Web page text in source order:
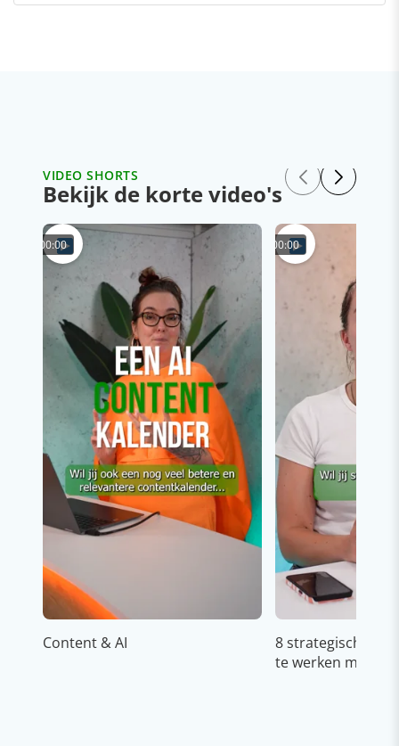
VIDEO SHORTS
Bekijk de korte video's
00:00
Content & AI
00:00
8 strategische
te werken met